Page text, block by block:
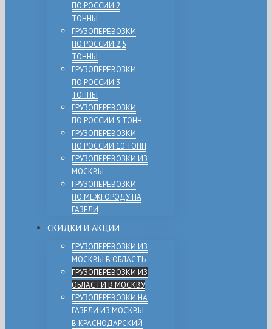
ПО РОССИИ 2
ТОННЫ
ГРУЗОПЕРЕВОЗКИ
ПО РОССИИ 2,5
ТОННЫ
ГРУЗОПЕРЕВОЗКИ
ПО РОССИИ 3
ТОННЫ
ГРУЗОПЕРЕВОЗКИ
ПО РОССИИ 5 ТОНН
ГРУЗОПЕРЕВОЗКИ
ПО РОССИИ 10 ТОНН
ГРУЗОПЕРЕВОЗКИ ИЗ
МОСКВЫ
ГРУЗОПЕРЕВОЗКИ
ПО МЕЖГОРОДУ НА
ГАЗЕЛИ
СКИДКИ И АКЦИИ
ГРУЗОПЕРЕВОЗКИ ИЗ
МОСКВЫ В ОБЛАСТЬ
ГРУЗОПЕРЕВОЗКИ ИЗ
ОБЛАСТИ В МОСКВУ
ГРУЗОПЕРЕВОЗКИ НА
ГАЗЕЛИ ИЗ МОСКВЫ
В КРАСНОДАРСКИЙ